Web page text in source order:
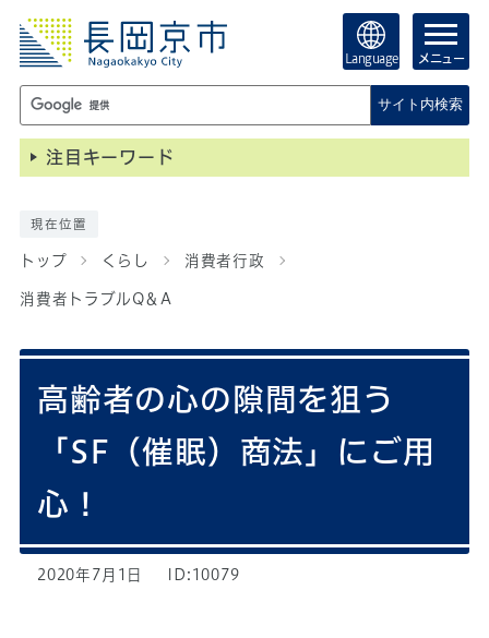
Language メニュー
サイト内検索
注目キーワード
現在位置
トップ くらし 消費者行政
消費者トラブルQ＆A
高齢者の心の隙間を狙う
「SF（催眠）商法」にご用
心！
2020年7月1日 ID:10079